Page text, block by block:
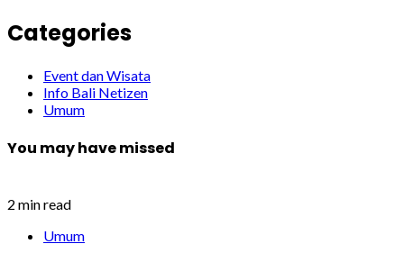
Categories
Event dan Wisata
Info Bali Netizen
Umum
You may have missed
2 min read
Umum